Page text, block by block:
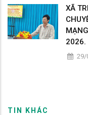
XÃ
2026.
29/
TIN KHÁC